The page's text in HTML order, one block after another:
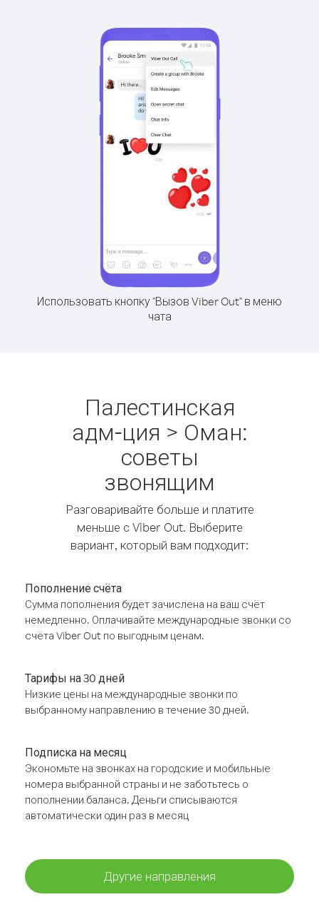
Использовать кнопку "Вызов Viber Out" в меню
чата
Палестинская
адм-ция > Оман:
советы
звонящим
Разговаривайте больше и платите
меньше с Viber Out. Выберите
вариант, который вам подходит:
Пополнение счёта
Сумма пополнения будет зачислена на ваш счёт
немедленно. Оплачивайте международные звонки со
счёта Viber Out по выгодным ценам.
Тарифы на 30 дней
Низкие цены на международные звонки по
выбранному направлению в течение 30 дней.
Подписка на месяц
Экономьте на звонках на городские и мобильные
номера выбранной страны и не заботьтесь о
пополнении баланса. Деньги списываются
автоматически один раз в месяц
Другие направления